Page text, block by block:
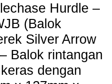
Hurdle –
(Balok
Silver Arrow
Balok rintangan
dengan